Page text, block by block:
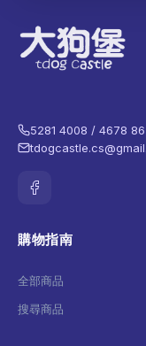
5281 4008 / 4678
購物指南
全部商品
搜尋商品